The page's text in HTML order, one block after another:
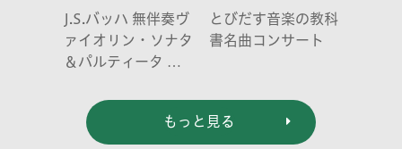
J.S.バッハ 無伴奏ヴ
ァイオリン・ソナタ
＆パルティータ 全
祐貴 川口尭史 伊東
真奈
とびだす音楽の教科
書名曲コンサート
もっと見る